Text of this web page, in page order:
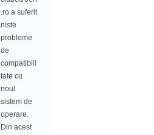
.ro a suferit
niste
probleme
de
compatibili
tate cu
noul
sistem de
operare.
Din acest